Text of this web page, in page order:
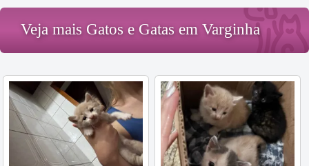
Veja mais Gatos e Gatas em Varginha